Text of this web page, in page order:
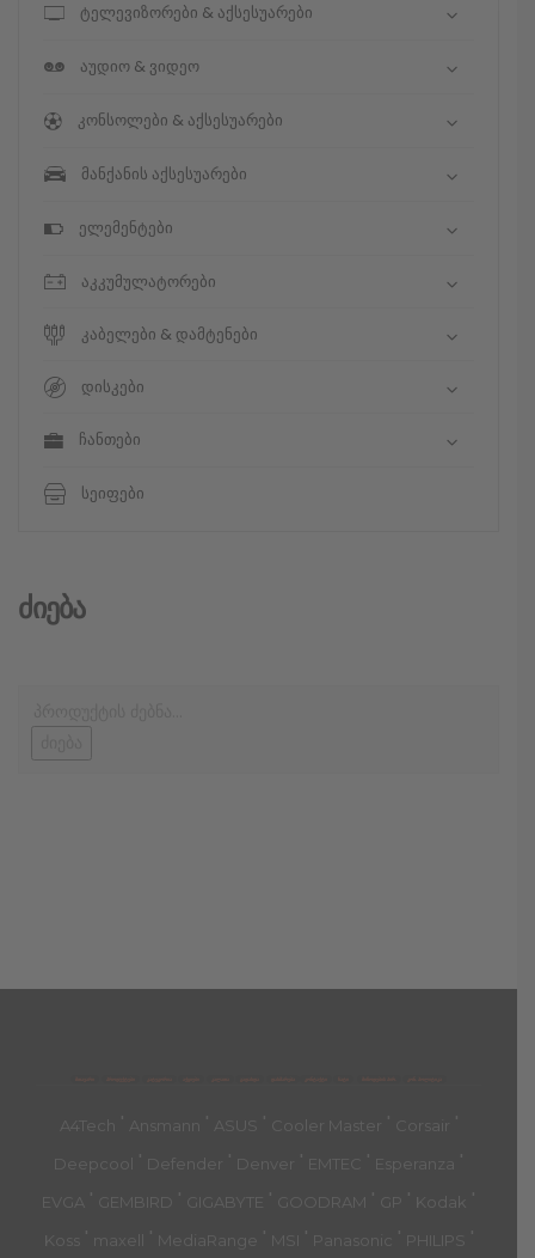
ტელევიზორები & აქსესუარები
აუდიო & ვიდეო
კონსოლები & აქსესუარები
მანქანის აქსესუარები
ელემენტები
აკკუმულატორები
კაბელები & დამტენები
დისკები
ჩანთები
სეიფები
Ძიება
მთავარი კალათა
A4Tech ' Ansmann ' ASUS ' Cooler Master ' Corsair '
Deepcool ' Defender ' Denver ' EMTEC ' Esperanza '
EVGA ' GEMBIRD ' GIGABYTE ' GOODRAM ' GP ' Kodak '
Koss ' maxell ' MediaRange ' MSI ' Panasonic ' PHILIPS '